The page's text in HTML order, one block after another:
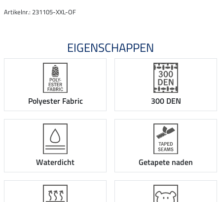
Artikelnr.: 231105-XXL-OF
EIGENSCHAPPEN
Polyester Fabric 300 DEN
Waterdicht Getapete naden